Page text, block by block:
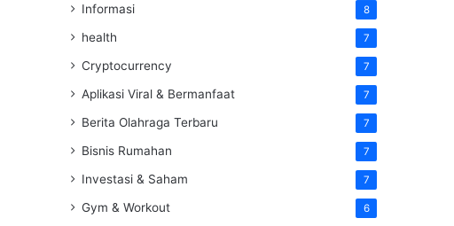
Informasi 8
health 7
Cryptocurrency 7
Aplikasi Viral & Bermanfaat 7
Berita Olahraga Terbaru 7
Bisnis Rumahan 7
Investasi & Saham 7
Gym & Workout 6